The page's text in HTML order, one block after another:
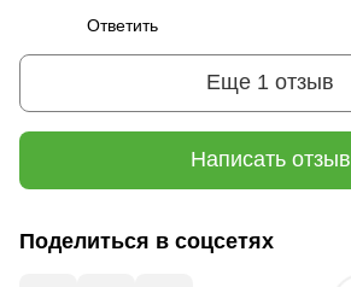
Ответить
Еще 1 отзыв
Написать отзыв
Поделиться в соцсетях